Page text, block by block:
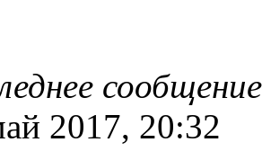
2017, 20:32